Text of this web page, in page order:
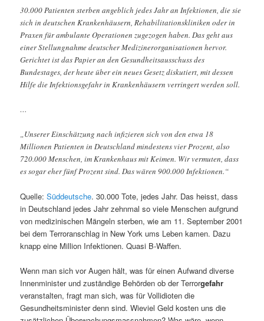
30.000 Patienten sterben angeblich jedes Jahr an Infektionen, die sie
sich in deutschen Krankenhäusern, Rehabilitationskliniken oder in
Praxen für ambulante Operationen zugezogen haben. Das geht aus
einer Stellungnahme deutscher Medizinerorganisationen hervor.
Gerichtet ist das Papier an den Gesundheitsausschuss des
Bundestages, der heute über ein neues Gesetz diskutiert, mit dessen
Hilfe die Infektionsgefahr in Krankenhäusern verringert werden soll.
…
„Unserer Einschätzung nach infizieren sich von den etwa 18
Millionen Patienten in Deutschland mindestens vier Prozent, also
720.000 Menschen, im Krankenhaus mit Keimen. Wir vermuten, dass
es sogar eher fünf Prozent sind. Das wären 900.000 Infektionen.“
Quelle:Süddeutsche. 30.000 Tote, jedes Jahr. Das heisst, dass
in Deutschland jedes Jahr zehnmal so viele Menschen aufgrund
von medizinischen Mängeln sterben, wie am 11. September 2001
bei dem Terroranschlag in New York ums Leben kamen. Dazu
knapp eine Million Infektionen. Quasi B-Waffen.
Wenn man sich vor Augen hält, was für einen Aufwand diverse
Innenminister und zuständige Behörden ob der Terrorgefahr
veranstalten, fragt man sich, was für Vollidioten die
Gesundheitsminister denn sind. Wieviel Geld kosten uns die